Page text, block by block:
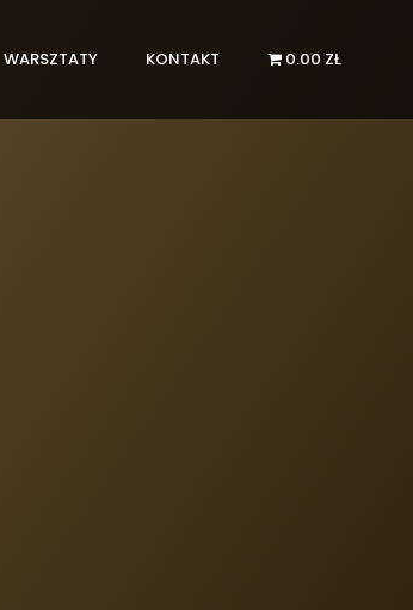
WARSZTATY KONTAKT 0.00 ZŁ